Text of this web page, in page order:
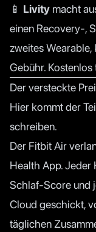
📱 Livity macht
einen Recovery-,
zweites
Gebühr.
Der versteckte
Hier kommt der
schreiben.
Der Fitbit Air
Health App. Jeder
Schlaf-Score und
Cloud geschickt,
täglichen